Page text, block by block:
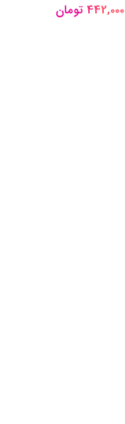
442,000 تومان